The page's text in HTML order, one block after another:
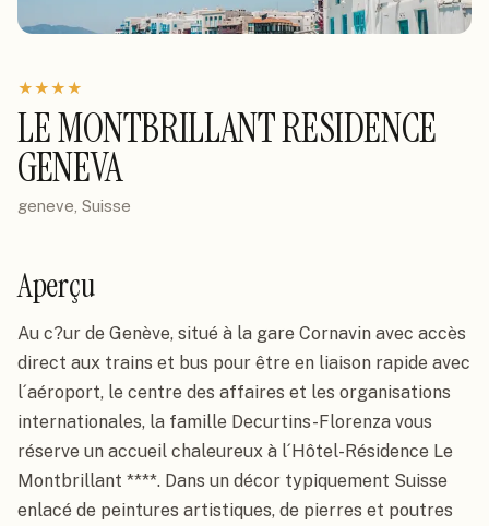
★★★★
LE MONTBRILLANT RESIDENCE
GENEVA
geneve, Suisse
Aperçu
Au c?ur de Genève, situé à la gare Cornavin avec accès
direct aux trains et bus pour être en liaison rapide avec
l´aéroport, le centre des affaires et les organisations
internationales, la famille Decurtins-Florenza vous
réserve un accueil chaleureux à l´Hôtel-Résidence Le
Montbrillant ****. Dans un décor typiquement Suisse
enlacé de peintures artistiques, de pierres et poutres